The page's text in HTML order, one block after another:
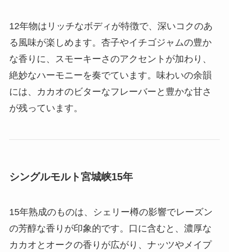
12年物はリッチなボディが特徴で、深いコクのあ
る風味が楽しめます。杏子やイチゴジャムの豊か
な香りに、スモーキーさのアクセントが加わり、
絶妙なハーモニーを奏でています。味わいの余韻
には、カカオのビターなフレーバーと豊かな甘さ
が残っています。
シングルモルト宮城峡15年
15年熟成のものは、シェリー樽の影響でレーズン
の芳醇な香りが印象的です。口に含むと、濃厚な
カカオとオークの香りが広がり、ナッツやメイプ